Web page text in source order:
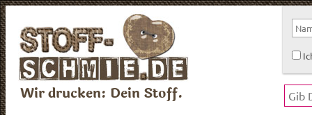
Wir drucken: Dein Stoff.